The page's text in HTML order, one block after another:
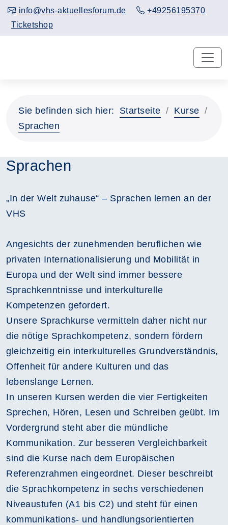
info@vhs-aktuellesforum.de
+49256195370
Ticketshop
Sie befinden sich hier: Startseite
Kurse
Sprachen
Sprachen
„In der Welt zuhause“ – Sprachen lernen an der
VHS
Angesichts der zunehmenden beruflichen wie
privaten Internationalisierung und Mobilität in
Europa und der Welt sind immer bessere
Sprachkenntnisse und interkulturelle
Kompetenzen gefordert.
Unsere Sprachkurse vermitteln daher nicht nur
die nötige Sprachkompetenz, sondern fördern
gleichzeitig ein interkulturelles Grundverständnis,
Offenheit für andere Kulturen und das
lebenslange Lernen.
In unseren Kursen werden die vier Fertigkeiten
Sprechen, Hören, Lesen und Schreiben geübt. Im
Vordergrund steht aber die mündliche
Kommunikation. Zur besseren Vergleichbarkeit
sind die Kurse nach dem Europäischen
Referenzrahmen eingeordnet. Dieser beschreibt
die Sprachkompetenz in sechs verschiedenen
Niveaustufen (A1 bis C2) und steht für einen
kommunikations- und handlungsorientierten